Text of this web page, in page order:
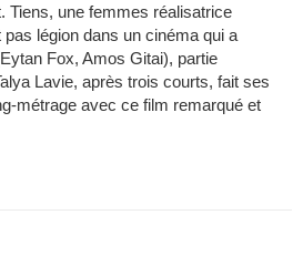
Tiens, une femmes réalisatrice
légion dans un cinéma qui a
Fox, Amos Gitai), partie
Lavie, après trois courts, fait ses
métrage avec ce film remarqué et